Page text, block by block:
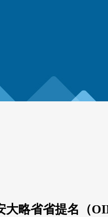
大略省省提名（